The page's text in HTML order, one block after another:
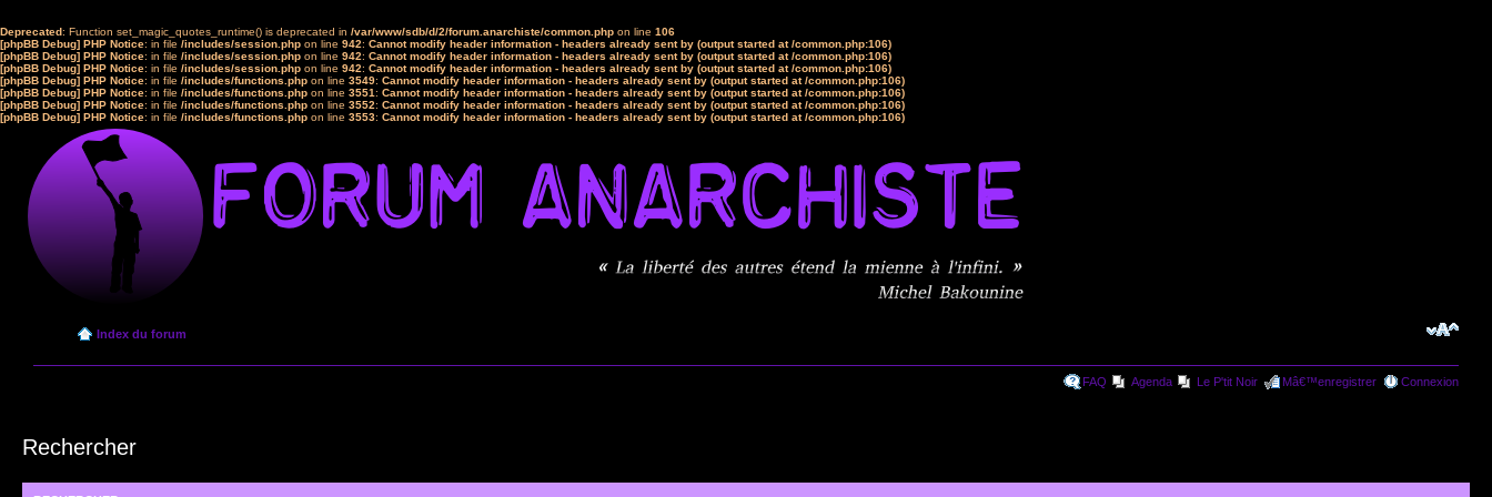
Deprecated: Function set_magic_quotes_runtime() is deprecated in /var/www/sdb/d/2/forum.anarchiste/common.php on line 106
[phpBB Debug] PHP Notice: in file /includes/session.php on line 942: Cannot modify header information - headers already sent by (output started at /common.php:106)
[phpBB Debug] PHP Notice: in file /includes/session.php on line 942: Cannot modify header information - headers already sent by (output started at /common.php:106)
[phpBB Debug] PHP Notice: in file /includes/session.php on line 942: Cannot modify header information - headers already sent by (output started at /common.php:106)
[phpBB Debug] PHP Notice: in file /includes/functions.php on line 3549: Cannot modify header information - headers already sent by (output started at /common.php:106)
[phpBB Debug] PHP Notice: in file /includes/functions.php on line 3551: Cannot modify header information - headers already sent by (output started at /common.php:106)
[phpBB Debug] PHP Notice: in file /includes/functions.php on line 3552: Cannot modify header information - headers already sent by (output started at /common.php:106)
[phpBB Debug] PHP Notice: in file /includes/functions.php on line 3553: Cannot modify header information - headers already sent by (output started at /common.php:106)
Index du forum
FAQ Agenda Le P'tit Noir Mâ€™enregistrer Connexion
Rechercher